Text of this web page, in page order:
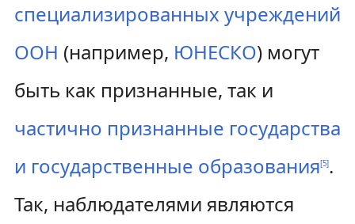
специализированных учреждений
ООН (например, ЮНЕСКО) могут
быть как признанные, так и
частично признанные государства
и государственные образования[5].
Так, наблюдателями являются